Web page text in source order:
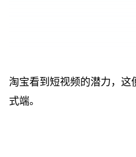
淘宝看到短视频的潜力，这
式端。